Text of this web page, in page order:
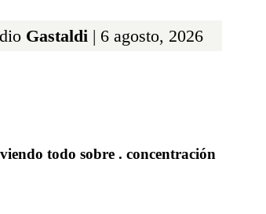
Gastaldi | 6 agosto, 2026
todo sobre . concentración